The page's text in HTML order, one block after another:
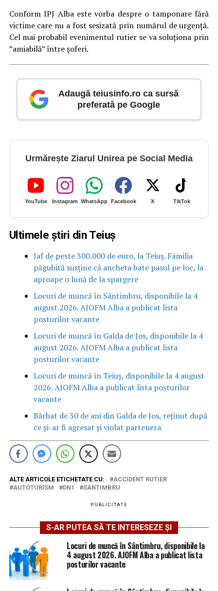
Conform IPJ Alba este vorba despre o tamponare fără
victime care nu a fost sesizată prin numărul de urgență.
Cel mai probabil evenimentul rutier se va soluționa prin
”amiabilă” între șoferi.
Adaugă teiusinfo.ro ca sursă
preferată pe Google
Urmărește Ziarul Unirea pe Social Media
YouTube Instagram WhatsApp Facebook X TikTok
Ultimele știri din Teiuș
Jaf de peste 300.000 de euro, la Teiuș. Familia
păgubită susține că ancheta bate pasul pe loc, la
aproape o lună de la spargere
Locuri de muncă în Sântimbru, disponibile la 4
august 2026. AJOFM Alba a publicat lista
posturilor vacante
Locuri de muncă în Galda de Jos, disponibile la 4
august 2026. AJOFM Alba a publicat lista
posturilor vacante
Locuri de muncă în Teiuș, disponibile la 4 august
2026. AJOFM Alba a publicat lista posturilor
vacante
Bărbat de 30 de ani din Galda de Jos, reținut după
ce și-ar fi agresat și violat partenera
ALTE ARTICOLE ETICHETATE CU:
ACCIDENT RUTIER
AUTOTURISM
DN1 SANTIMBRU
PUBLICITATE
S-AR PUTEA SĂ TE INTERESEZE ȘI
Locuri de muncă în Sântimbru, disponibile la
4 august 2026. AJOFM Alba a publicat lista
posturilor vacante